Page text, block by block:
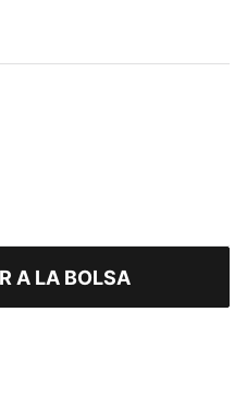
A LA BOLSA